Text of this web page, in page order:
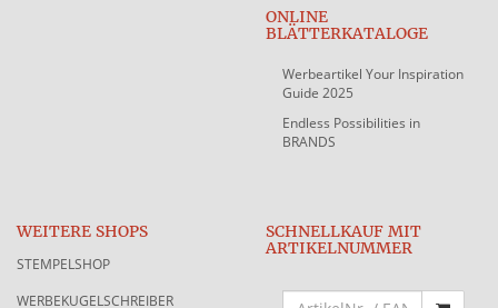
ONLINE
BLÄTTERKATALOGE
Werbeartikel Your Inspiration
Guide 2025
Endless Possibilities in
BRANDS
WEITERE SHOPS
STEMPELSHOP
WERBEKUGELSCHREIBER
SCHNELLKAUF MIT
ARTIKELNUMMER